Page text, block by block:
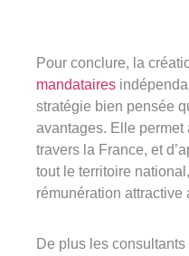
Pour conclure, la
mandataires
stratégie bien pensée
avantages. Elle permet
travers la France, et
tout le territoire
rémunération attractive
De plus les